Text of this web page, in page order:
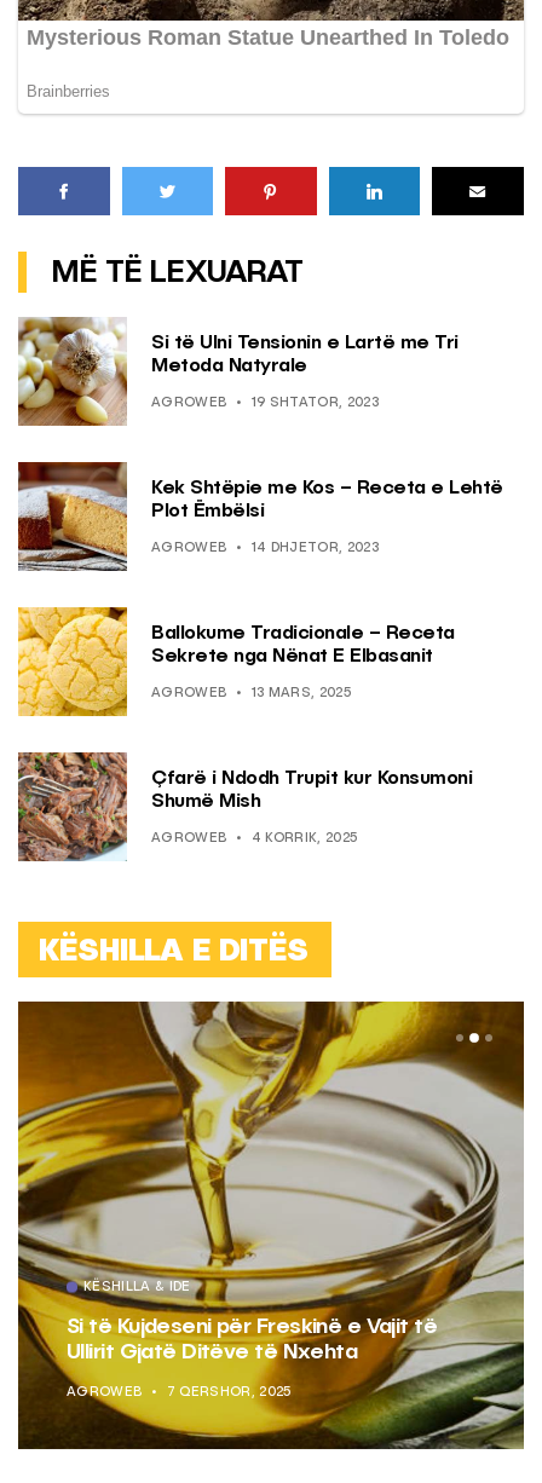
MË TË LEXUARAT
Si të Ulni Tensionin e Lartë me Tri
Metoda Natyrale
AGROWEB 19 SHTATOR, 2023
Kek Shtëpie me Kos – Receta e Lehtë
Plot Ëmbëlsi
AGROWEB 14 DHJETOR, 2023
Ballokume Tradicionale – Receta
Sekrete nga Nënat E Elbasanit
AGROWEB 13 MARS, 2025
Çfarë i Ndodh Trupit kur Konsumoni
Shumë Mish
AGROWEB 4 KORRIK, 2025
KËSHILLA E DITËS
KËSHILLA & IDE
Si të Kujdeseni për Freskinë e Vajit të
Ullirit Gjatë Ditëve të Nxehta
AGROWEB 7 QERSHOR, 2025